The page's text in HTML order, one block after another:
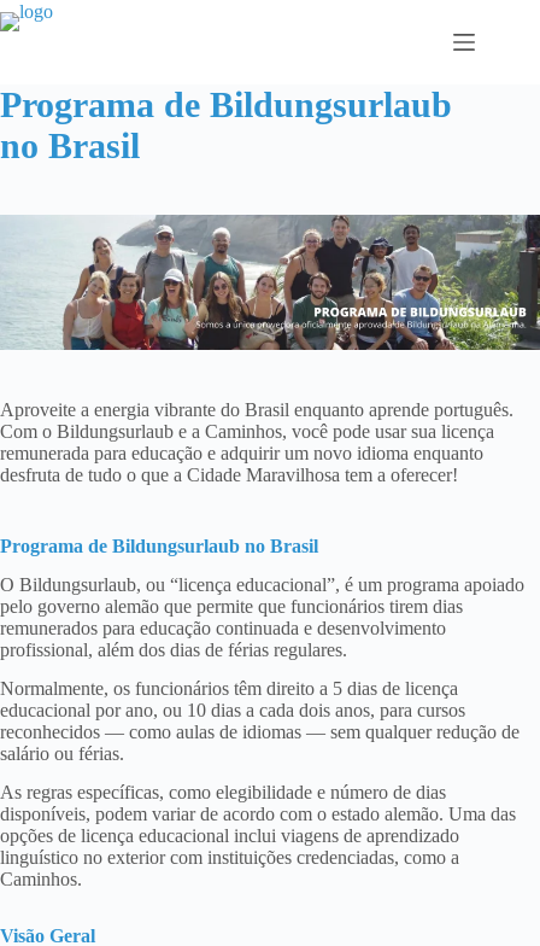
Pular
para
Programa de Bildungsurlaub
no Brasil
Aproveite a energia vibrante do Brasil enquanto aprende português.
Com o Bildungsurlaub e a Caminhos, você pode usar sua licença
remunerada para educação e adquirir um novo idioma enquanto
desfruta de tudo o que a Cidade Maravilhosa tem a oferecer!
Programa de Bildungsurlaub no Brasil
O Bildungsurlaub, ou “licença educacional”, é um programa apoiado
pelo governo alemão que permite que funcionários tirem dias
remunerados para educação continuada e desenvolvimento
profissional, além dos dias de férias regulares.
Normalmente, os funcionários têm direito a 5 dias de licença
educacional por ano, ou 10 dias a cada dois anos, para cursos
reconhecidos — como aulas de idiomas — sem qualquer redução de
salário ou férias.
As regras específicas, como elegibilidade e número de dias
disponíveis, podem variar de acordo com o estado alemão. Uma das
opções de licença educacional inclui viagens de aprendizado
linguístico no exterior com instituições credenciadas, como a
Caminhos.
Visão Geral